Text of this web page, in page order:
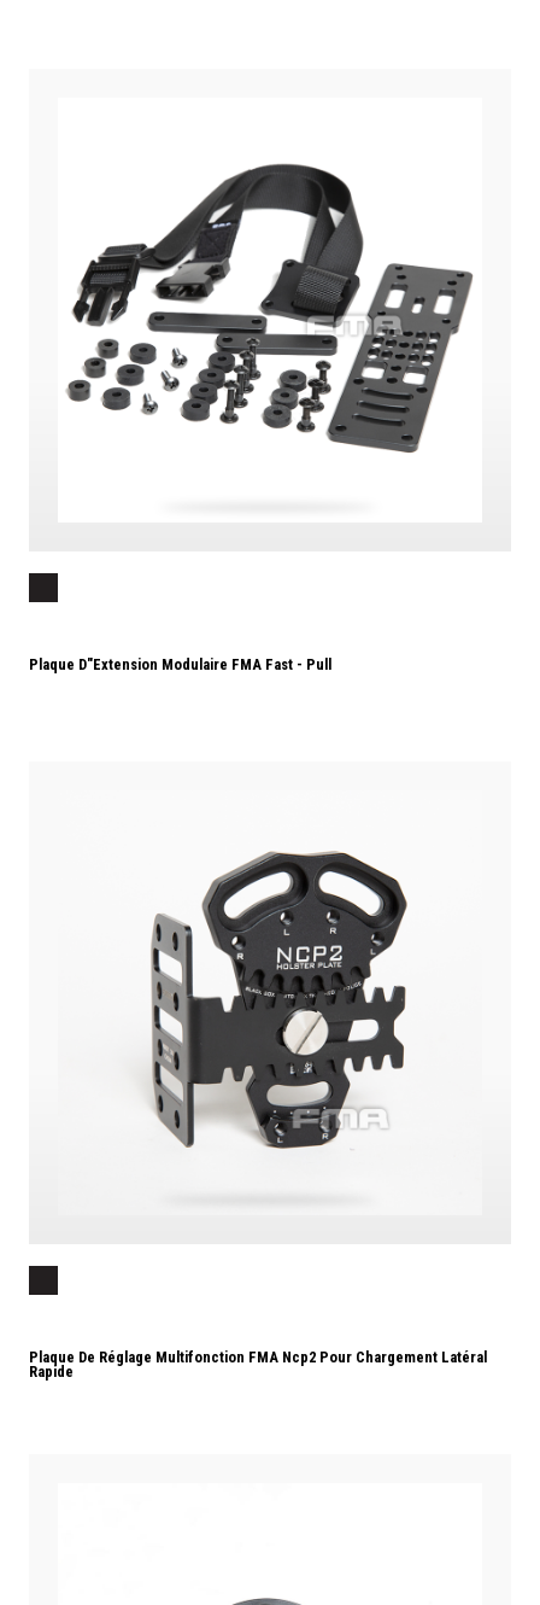
Plaque D"extension Modulaire FMA Fast - Pull
Plaque De Réglage Multifonction FMA Ncp2 Pour Chargement Latéral
Rapide